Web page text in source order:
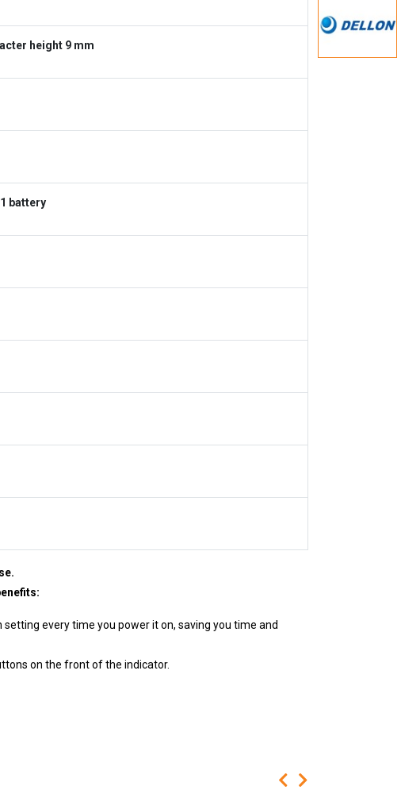
height 9 mm
battery
setting every time you power it on, saving you time and
on the front of the indicator.